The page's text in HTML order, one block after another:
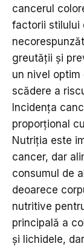
cancerul
factorii stilului
greutății și
un nivel
scădere a
Incidența
proporțional
Nutriția este
cancer, dar
consumul de
deoarece
nutritive
principală a
și lichidele,